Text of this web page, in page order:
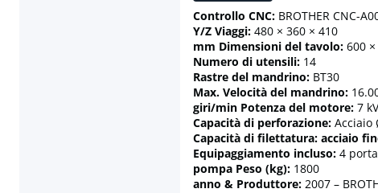
Controllo CNC: BROTHER CNC-
Y/Z Viaggi: 480 × 360 × 410
mm Dimensioni del tavolo: 600
Numero di utensili: 14
Rastre del mandrino: BT30
Max. Velocità del mandrino:
giri/min Potenza del motore: 7
Capacità di perforazione: Acciaio
Capacità di filettatura: acciaio
Equipaggiamento incluso: 4
pompa Peso (kg): 1800
anno & Produttore: 2007 –